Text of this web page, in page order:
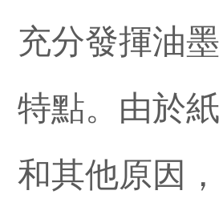
充分發揮油
特點。由於
和其他原因